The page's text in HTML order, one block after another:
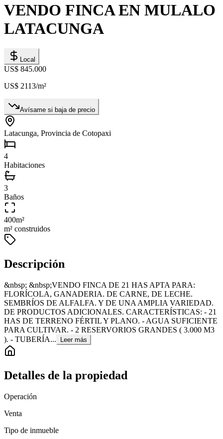
VENDO FINCA EN MULALO
LATACUNGA
Local
US$ 845.000
US$ 2113/m²
Avísame si baja de precio
Latacunga, Provincia de Cotopaxi
4
Habitaciones
3
Baños
400m²
m² construidos
Descripción
&nbsp; &nbsp;VENDO FINCA DE 21 HAS APTA PARA:
FLORÍCOLA, GANADERIA. DE CARNE, DE LECHE.
SEMBRÍOS DE ALFALFA. Y DE UNA AMPLIA VARIEDAD.
DE PRODUCTOS ADICIONALES. CARACTERÍSTICAS: - 21
HAS DE TERRENO FÉRTIL Y PLANO. - AGUA SUFICIENTE
PARA CULTIVAR. - 2 RESERVORIOS GRANDES ( 3.000 M3
). - TUBERÍA...
Leer más
Detalles de la propiedad
Operación
Venta
Tipo de inmueble